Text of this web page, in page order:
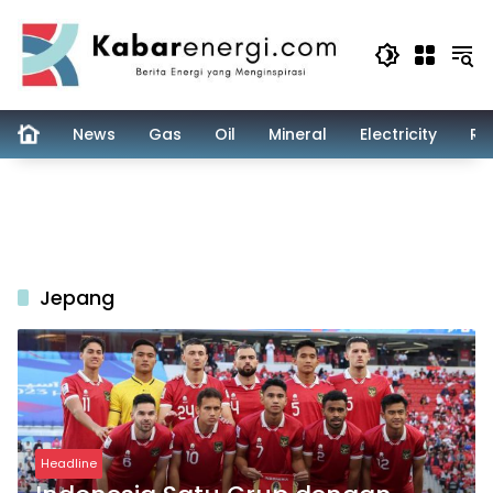
content
News Gas Oil Mineral Electricity
Jepang
Headline